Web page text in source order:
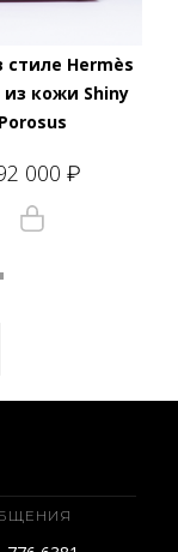
стиле Hermès
из кожи Shiny
Porosus
000 ₽